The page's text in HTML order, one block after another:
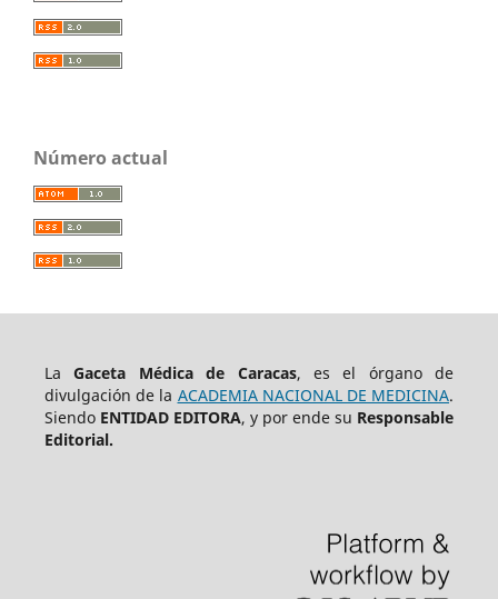
Número actual
LaGaceta Médica de Caracas, es el órgano de
divulgación de la ACADEMIA NACIONAL DE MEDICINA.
Siendo ENTIDAD EDITORA, y por ende su Responsable
Editorial.